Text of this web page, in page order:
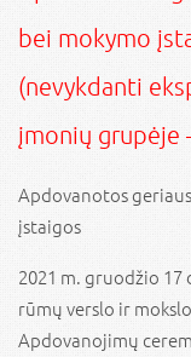
bei mokymo
(nevykdanti
įmonių grupėje
Apdovanotos
įstaigos
2021 m. gruodžio
rūmų verslo ir
Apdovanojimų